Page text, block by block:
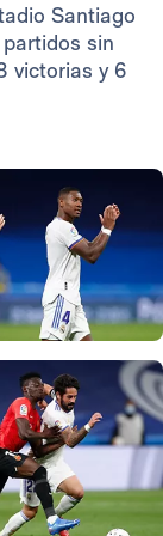
Santiago
sin
victorias y 6